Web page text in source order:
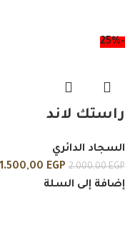
-25%
راستك لاند
السجاد الدائري
2.000,00EGP
1.500,00 EGP
إضافة إلى السلة